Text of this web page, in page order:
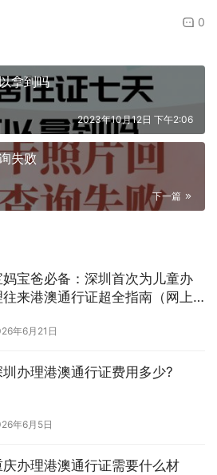
0
拿到吗
2023年10月12日 下午2:06
失败
下一篇
妈宝爸必备：深圳首次为儿童办
往来港澳通行证超全指南（网上
年6月21日
圳办理港澳通行证费用多少?
年6月5日
庆办理港澳通行证需要什么材